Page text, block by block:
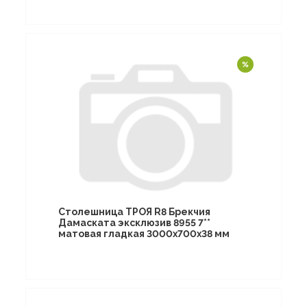
Столешница ТРОЯ R8 Брекчия
Дамаската эксклюзив 8955 7**
матовая гладкая 3000х700х38 мм